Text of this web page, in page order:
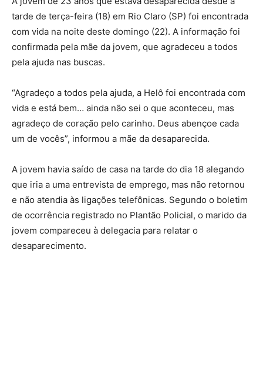
tarde de terça-feira (18) em Rio Claro (SP) foi encontrada
com vida na noite deste domingo (22). A informação foi
confirmada pela mãe da jovem, que agradeceu a todos
pela ajuda nas buscas.
“Agradeço a todos pela ajuda, a Helô foi encontrada com
vida e está bem… ainda não sei o que aconteceu, mas
agradeço de coração pelo carinho. Deus abençoe cada
um de vocês”, informou a mãe da desaparecida.
A jovem havia saído de casa na tarde do dia 18 alegando
que iria a uma entrevista de emprego, mas não retornou
e não atendia às ligações telefônicas. Segundo o boletim
de ocorrência registrado no Plantão Policial, o marido da
jovem compareceu à delegacia para relatar o
desaparecimento.